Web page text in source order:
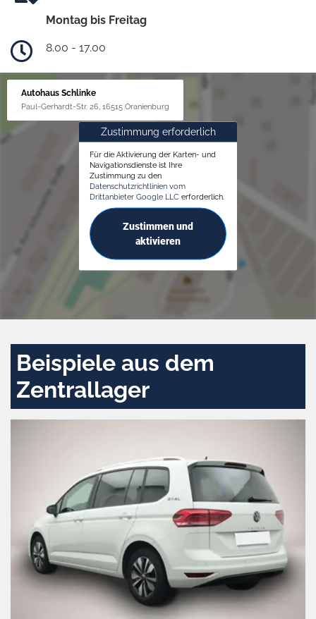
Montag bis Freitag
8.00 - 17.00
Autohaus Schlinke
Paul-Gerhardt-Str. 26, 16515 Oranienburg
Zustimmung erforderlich
Für die Aktivierung der Karten- und
Navigationsdienste ist Ihre
Zustimmung zu den
Datenschutzrichtlinien vom
Drittanbieter Google LLC erforderlich.
Zustimmen und
aktivieren
Beispiele aus dem
Zentrallager